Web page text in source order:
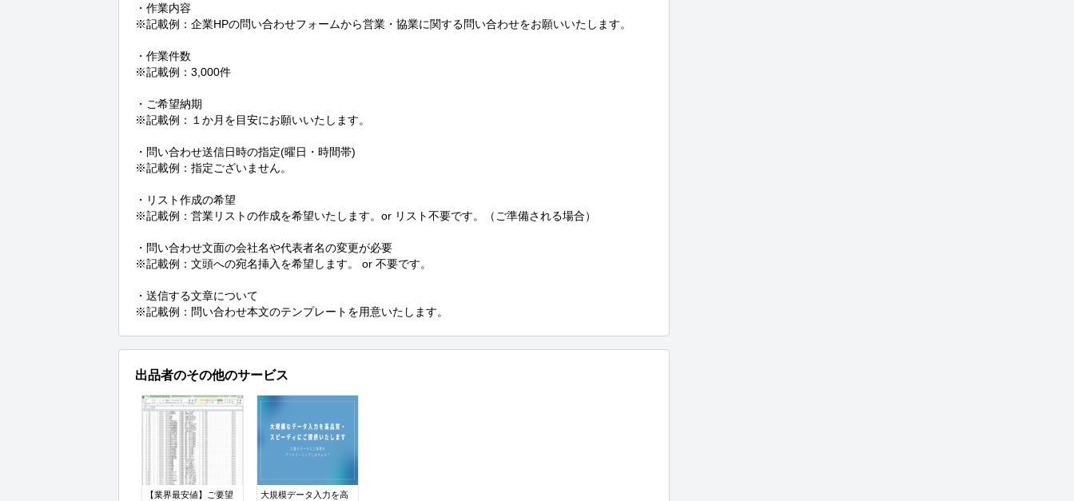
・作業内容
※記載例：企業HPの問い合わせフォームから営業・協業に関する問い合わせをお願いいたします。
・作業件数
※記載例：3,000件
・ご希望納期
※記載例：１か月を目安にお願いいたします。
・問い合わせ送信日時の指定(曜日・時間帯)
※記載例：指定ございません。
・リスト作成の希望
※記載例：営業リストの作成を希望いたします。or リスト不要です。（ご準備される場合）
・問い合わせ文面の会社名や代表者名の変更が必要
※記載例：文頭への宛名挿入を希望します。 or 不要です。
・送信する文章について
※記載例：問い合わせ本文のテンプレートを用意いたします。
出品者のその他のサービス
【業界最安値】ご要望
大規模データ入力を高